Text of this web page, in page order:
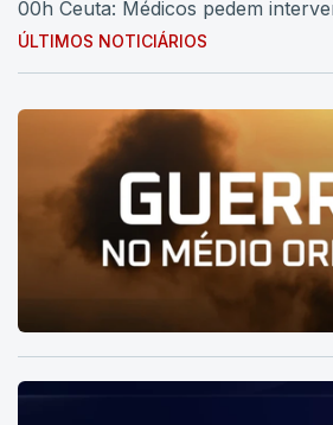
00h Ceuta: Médicos pedem
ÚLTIMOS NOTICIÁRIOS